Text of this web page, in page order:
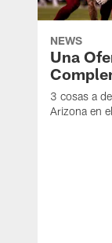
NEWS
Una
3 cosas a
Arizona en